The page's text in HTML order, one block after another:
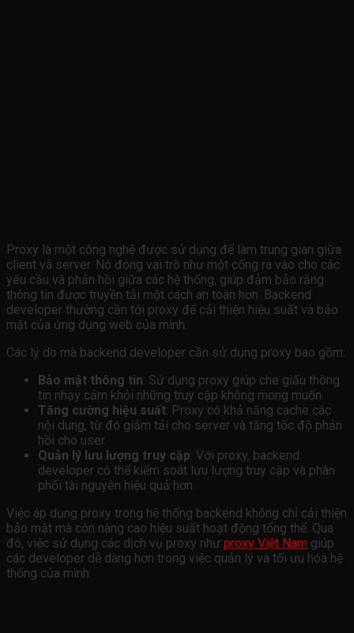
Proxy là một công nghệ được sử dụng để làm trung gian giữa
client và server. Nó đóng vai trò như một cổng ra vào cho các
yêu cầu và phản hồi giữa các hệ thống, giúp đảm bảo rằng
thông tin được truyền tải một cách an toàn hơn. Backend
developer thường cần tới proxy để cải thiện hiệu suất và bảo
mật của ứng dụng web của mình.
Các lý do mà backend developer cần sử dụng proxy bao gồm:
Bảo mật thông tin: Sử dụng proxy giúp che giấu thông
tin nhạy cảm khỏi những truy cập không mong muốn.
Tăng cường hiệu suất: Proxy có khả năng cache các
nội dung, từ đó giảm tải cho server và tăng tốc độ phản
hồi cho user.
Quản lý lưu lượng truy cập: Với proxy, backend
developer có thể kiểm soát lưu lượng truy cập và phân
phối tài nguyên hiệu quả hơn.
Việc áp dụng proxy trong hệ thống backend không chỉ cải thiện
bảo mật mà còn nâng cao hiệu suất hoạt động tổng thể. Qua
đó, việc sử dụng các dịch vụ proxy như proxy Việt Nam giúp
các developer dễ dàng hơn trong việc quản lý và tối ưu hóa hệ
thống của mình.